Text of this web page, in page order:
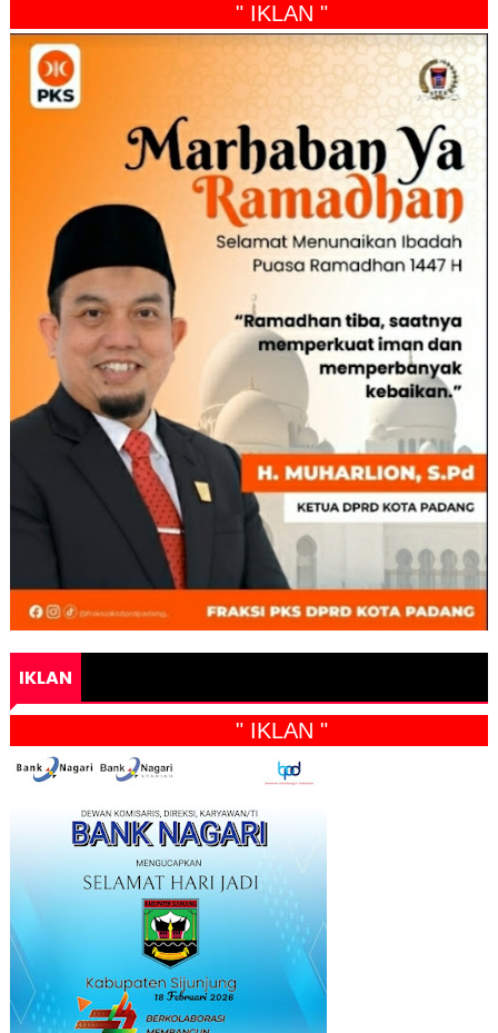
" IKLAN "
IKLAN
" IKLAN "